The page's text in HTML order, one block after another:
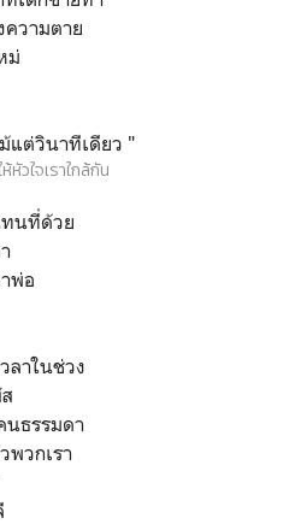
ความตาย
ม่
แต่วินาทีเดียว "
วใจเราใกล้กัน
นที่ด้วย
พ่อ
ลาในช่วง
ธรรมดา
วกเรา